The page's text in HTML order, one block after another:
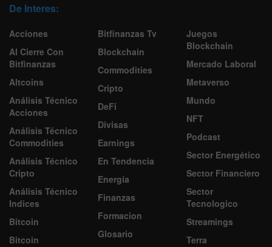
De Interes:
Acciones
Al Cierre Con
Bitfinanzas
Altcoins
Análisis Técnico
Acciones
Análisis Técnico
Commodities
Análisis Técnico
Cripto
Análisis Técnico
Indices
Bitcoin
Bitcoin
Bitfinanzas Tv
Blockchain
Commodities
Cripto
DeFi
Divisas
Earnings
En Tendencia
Energía
Finanzas
Formacion
Glosario
Juegos
Blockchain
Mercado Laboral
Metaverso
Mundo
NFT
Podcast
Sector Energético
Sector Financiero
Sector
Tecnologico
Streamings
Terra